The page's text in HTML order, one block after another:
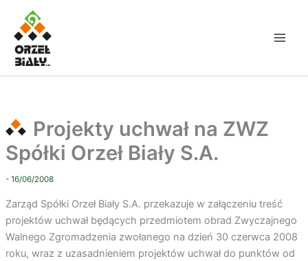
Przejdź
treści
Projekty uchwał na ZWZ
Spółki Orzeł Biały S.A.
- 16/06/2008
Zarząd Spółki Orzeł Biały S.A. przekazuje w załączeniu treść
projektów uchwał będących przedmiotem obrad Zwyczajnego
Walnego Zgromadzenia zwołanego na dzień 30 czerwca 2008
roku, wraz z uzasadnieniem projektów uchwał do punktów od